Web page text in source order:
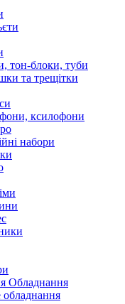
тон-блоки, туби
та трещітки
ксилофони
набори
Обладнання
обладнання